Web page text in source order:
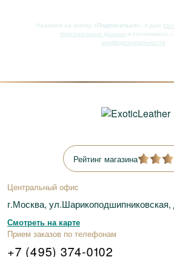
Нажимая на кнопку «Подписаться» , я даю
персональных данных и соглашаюсь с
конфиденциальности
Рейтинг магазина
Центральный офис
г.Москва, ул.Шарикоподшипниковская,
Смотреть на карте
Прием заказов по телефонам
+7 (495) 374-0102